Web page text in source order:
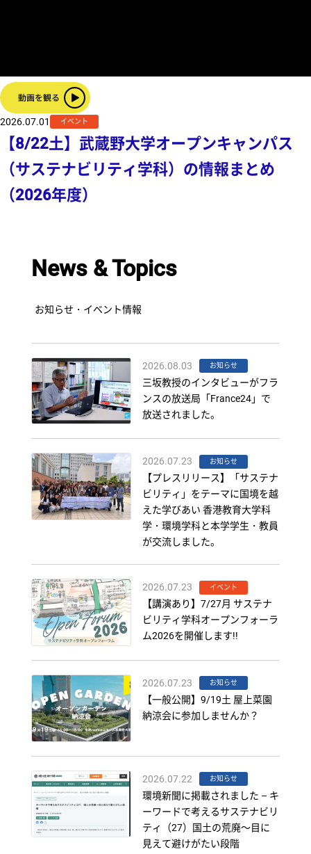
2026.07.01 イベント
【8/22土】武蔵野大学オープンキャンパス
（サステナビリティ学科）の情報まとめ
（2026年度）
News & Topics
お知らせ・イベント情報
2026.08.03 お知らせ
三坂教授のインタビューがフラ
ンスの放送局「France24」で
放送されました。
2026.07.23 お知らせ
【プレスリリース】「サステナ
ビリティ」をテーマに国境を越
えた学びあい 香港教育大学科
学・環境学科と本学学生・教員
が交流しました。
2026.07.23 イベント
【講演あり】7/27月 サステナ
ビリティ学科オープンフォーラ
ム2026を開催します!!
2026.07.23 お知らせ
【一般公開】9/19土 屋上菜園
納涼会に参加しませんか？
2026.07.22 お知らせ
環境新聞に掲載されました – キ
ーワードで考えるサステナビリ
ティ（27）国土の荒廃～目に
見えて避けがたい段階